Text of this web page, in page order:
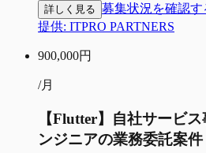
詳しく見る 募集状況を確認す
提供: ITPRO PARTNERS
900,000円
/月
【Flutter】自社サービ
ンジニアの業務委託案